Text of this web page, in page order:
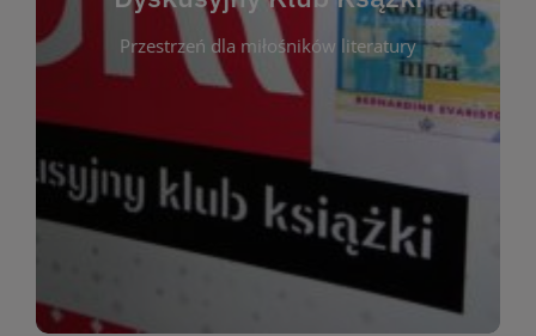
Przestrzeń dla miłośników literatury
Dyskusyjny Klub Ksążki
Dyskusyjny Klub Książki to przestrzeń dla
miłośników literatury, którzy lubią dzielić się
opiniami i emocjami po lekturze. Spotykamy się
regularnie, by rozmawiać o wybranych tytułach z
różnych gatunków literackich. Każde spotkanie to
okazja do inspirującej dyskusji, wymiany